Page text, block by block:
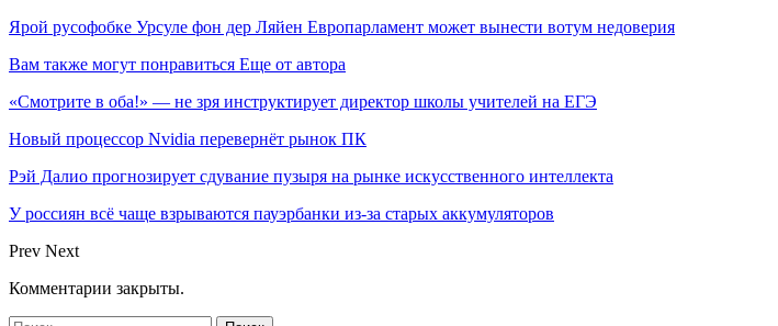
Ярой русофобке Урсуле фон дер Ляйен Европарламент может вынести вотум недоверия
Вам также могут понравиться Еще от автора
«Смотрите в оба!» — не зря инструктирует директор школы учителей на ЕГЭ
Новый процессор Nvidia перевернёт рынок ПК
Рэй Далио прогнозирует сдувание пузыря на рынке искусственного интеллекта
У россиян всё чаще взрываются пауэрбанки из-за старых аккумуляторов
Prev Next
Комментарии закрыты.